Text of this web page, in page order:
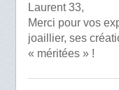
Laurent 33,
Merci pour vos
joaillier, ses
« méritées » !